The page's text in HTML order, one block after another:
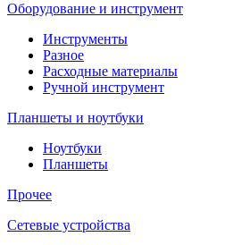
Оборудование и инструмент
Инструменты
Разное
Расходные материалы
Ручной инструмент
Планшеты и ноутбуки
Ноутбуки
Планшеты
Прочее
Сетевые устройства